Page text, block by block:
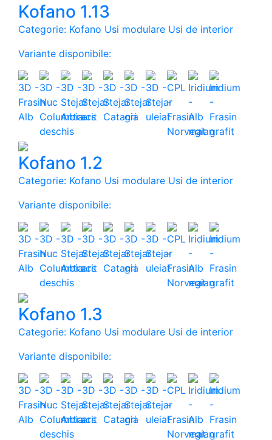
Kofano 1.13
Categorie: Kofano Usi modulare Usi de interior
Variante disponibile:
Kofano 1.2
Categorie: Kofano Usi modulare Usi de interior
Variante disponibile:
Kofano 1.3
Categorie: Kofano Usi modulare Usi de interior
Variante disponibile: